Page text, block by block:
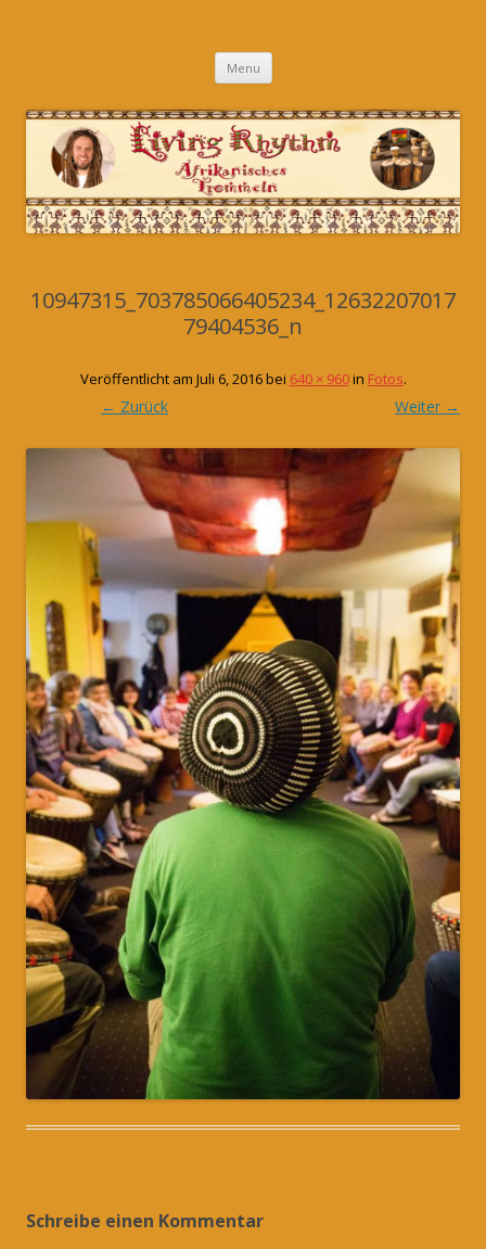
Menu Skip
content
10947315_703785066405234_12632207017
79404536_n
Veröffentlicht am Juli 6, 2016bei 640 × 960in Fotos.
← Zurück Weiter →
Schreibe einen Kommentar